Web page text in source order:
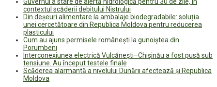
contextul scăderii debitului Nistrului
Din deșeuri alimentare la ambalaje biodegradabile: soluția
unei cercetătoare din Republica Moldova pentru reducerea
plasticului
Cum au ajuns permisele românești la gunoiștea din
Porumbeni
Interconexiunea electrică Vulcănești–Chișinău a fost pusă sub
tensiune. Au început testele finale
Scăderea alarmantă a nivelului Dunării afectează și Republica
Moldova